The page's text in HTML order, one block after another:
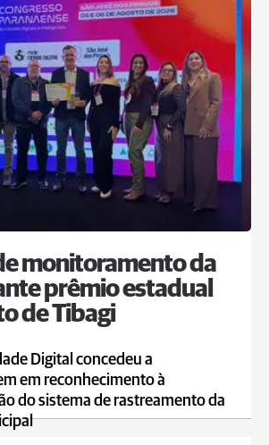
monitoramento da
prêmio estadual
de Tibagi
Digital concedeu a
em reconhecimento à
do sistema de rastreamento da